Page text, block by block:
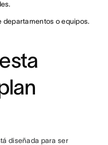
o equipos.
diseñada para ser